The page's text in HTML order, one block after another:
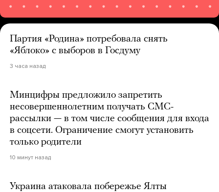
Партия «Родина» потребовала снять
«Яблоко» с выборов в Госдуму
3 часа назад
Минцифры предложило запретить
несовершеннолетним получать СМС-
рассылки — в том числе сообщения для входа
в соцсети. Ограничение смогут установить
только родители
10 минут назад
Украина атаковала побережье Ялты